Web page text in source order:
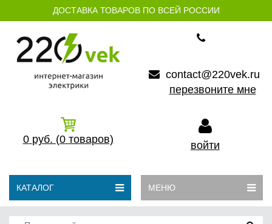
ДОСТАВКА ТОВАРОВ ПО ВСЕЙ РОССИИ
contact@220vek.ru
перезвоните мне
0 руб. (0 товаров) войти
КАТАЛОГ МЕНЮ